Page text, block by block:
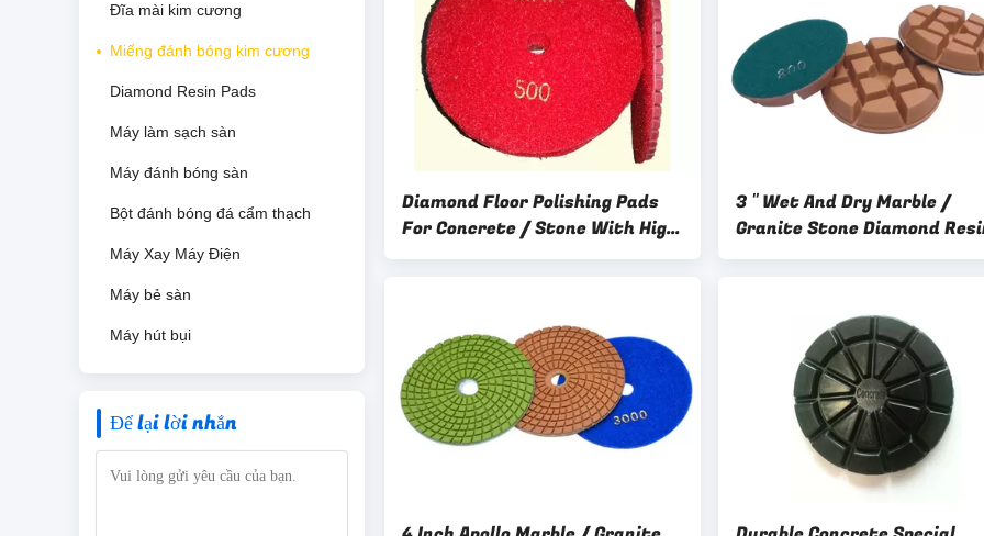
Đĩa mài kim cương
Miếng đánh bóng kim cương
Diamond Resin Pads
Máy làm sạch sàn
Máy đánh bóng sàn
Bột đánh bóng đá cẩm thạch
Máy Xay Máy Điện
Máy bẻ sàn
Máy hút bụi
Để lại lời nhắn
Diamond Floor Polishing Pads
For Concrete / Stone With High
Quality
3 " Wet And Dry Marble /
Granite Stone Diamond
Pads Hard